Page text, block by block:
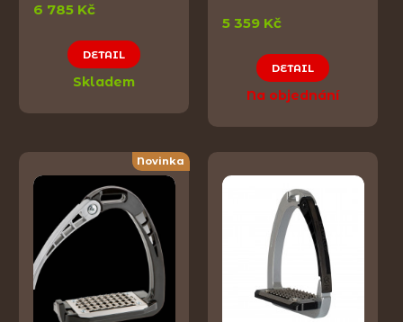
6 785 Kč
DETAIL
Skladem
5 359 Kč
DETAIL
Na objednání
Novinka